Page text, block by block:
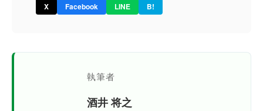
X Facebook LINE B!
執筆者
酒井 将之